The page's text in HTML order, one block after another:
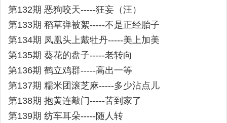
第132期 恶狗咬天-----狂妄（汪）
第133期 稻草弹被絮-----不是正经胎子
第134期 凤凰头上戴牡丹-----美上加美
第135期 葵花的盘子-----老转向
第136期 鹤立鸡群-----高出一等
第137期 糯米团滚芝麻-----多少沾点儿
第138期 抱黄连敲门-----苦到家了
第139期 纺车耳朵-----随人转